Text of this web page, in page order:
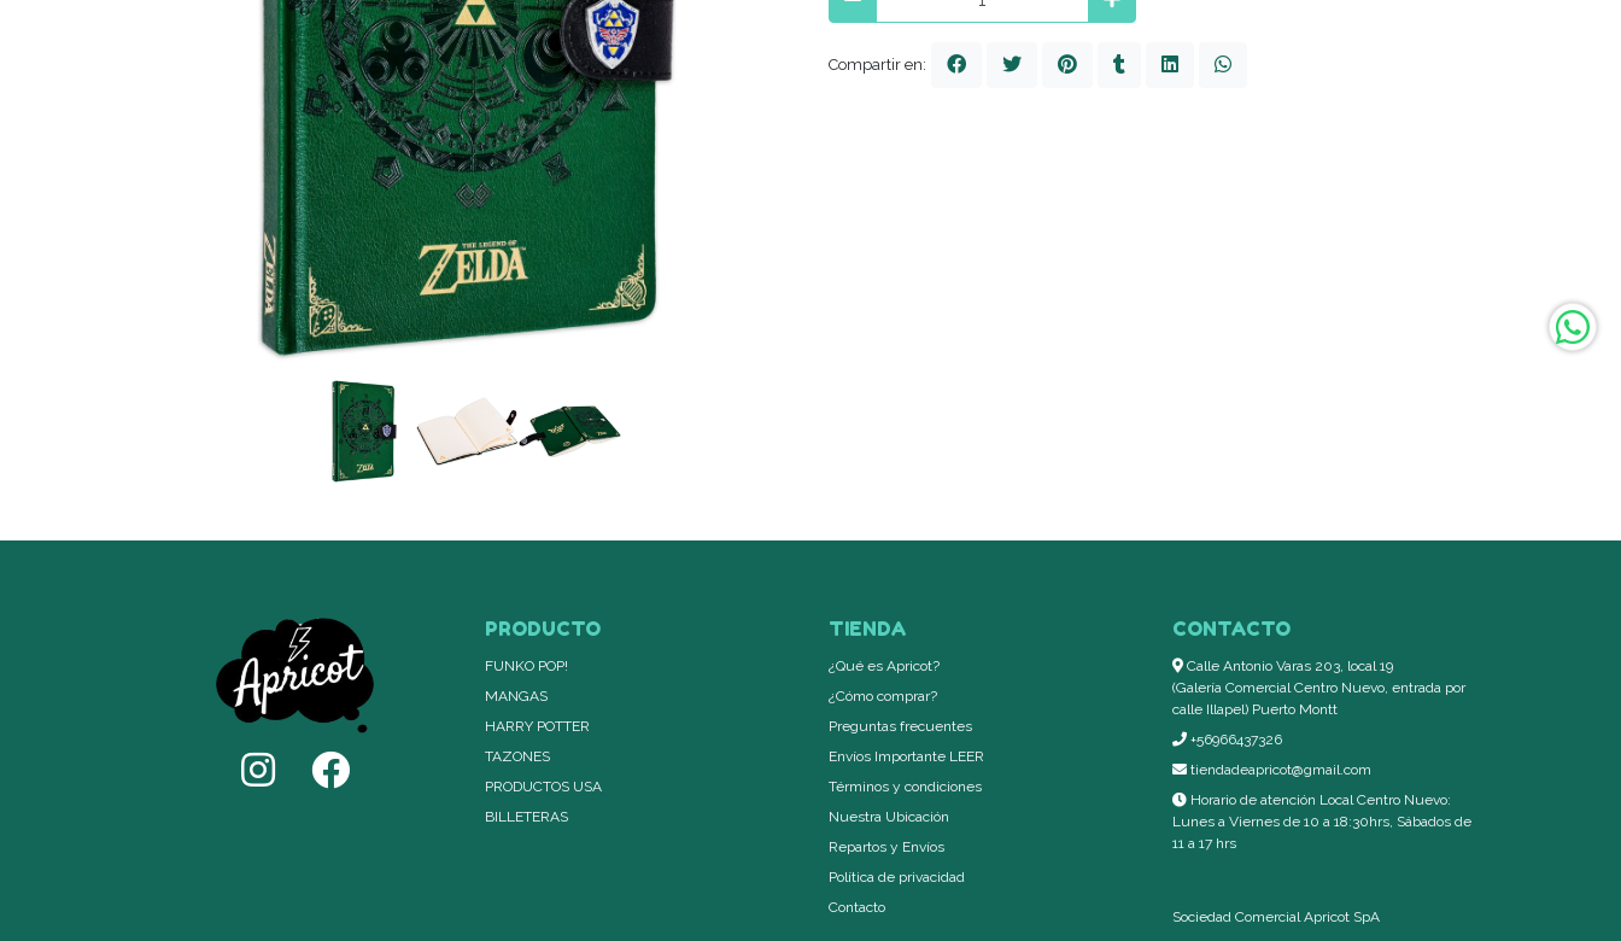
Compartir en:
PRODUCTO
FUNKO POP!
MANGAS
HARRY POTTER
TAZONES
PRODUCTOS USA
BILLETERAS
TIENDA
¿Qué es Apricot?
¿Cómo comprar?
Preguntas frecuentes
Envíos Importante LEER
Términos y condiciones
Nuestra Ubicación
Repartos y Envíos
Política de privacidad
Contacto
CONTACTO
Calle Antonio Varas 203, local 19
(Galería Comercial Centro Nuevo, entrada por
calle Illapel) Puerto Montt
+56966437326
tiendadeapricot@gmail.com
Horario de atención Local Centro Nuevo:
Lunes a Viernes de 10 a 18:30hrs, Sábados de
11 a 17 hrs
Sociedad Comercial Apricot SpA